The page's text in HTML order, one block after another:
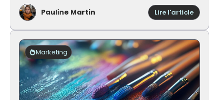
Pauline Martin Lire l'article:
d’un
fichier
qui
s’ouvre
avec
un
de
Marketing